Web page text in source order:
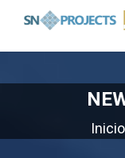
Inicio